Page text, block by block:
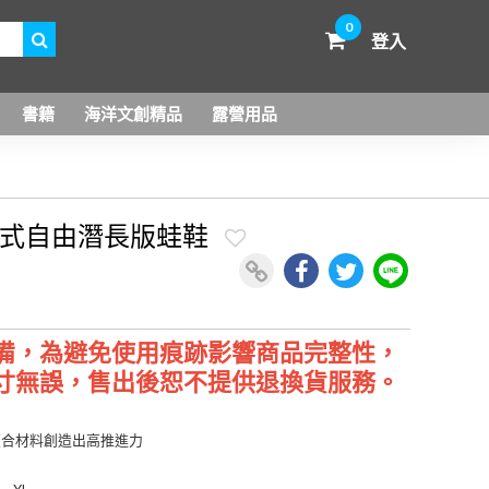
0
登入
書籍 海洋文創精品 露營用品
自由潛長版蛙鞋
，為避免使用痕跡影響商品完整性，
無誤，售出後恕不提供退換貨服務。
材料創造出高推進力